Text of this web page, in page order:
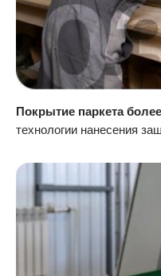
Покрытие паркета
технологии нанесения